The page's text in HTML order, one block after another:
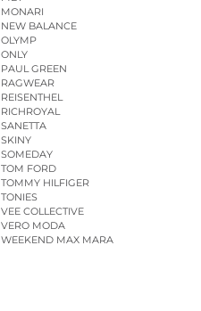
MONARI
NEW BALANCE
OLYMP
ONLY
PAUL GREEN
RAGWEAR
REISENTHEL
RICHROYAL
SANETTA
SKINY
SOMEDAY
TOM FORD
TOMMY HILFIGER
TONIES
VEE COLLECTIVE
VERO MODA
WEEKEND MAX MARA